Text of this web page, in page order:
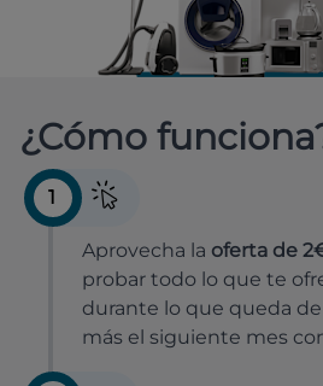
¿Cómo
1
Aprovecha la oferta de
probar todo lo que te
durante lo que queda
más el siguiente mes